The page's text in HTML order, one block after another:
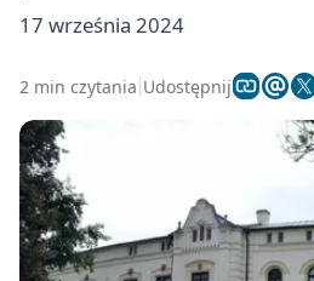
17 września 2024
2 min czytania Udostępnij